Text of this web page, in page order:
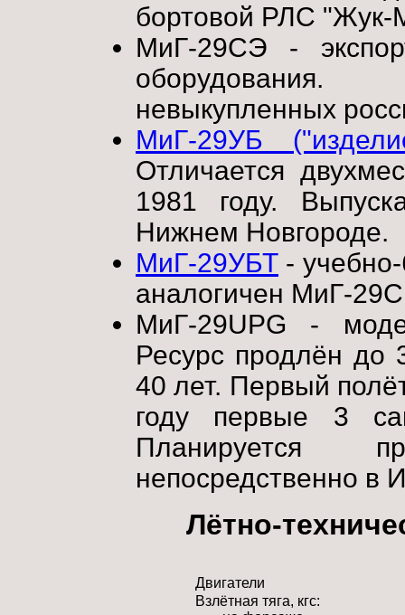
бортовой РЛС "Жук-
МиГ-29СЭ -
невыкупленных
МиГ-29УБ
Отличается
1981 году.
Нижнем Новгороде.
МиГ-29УБТ -
аналогичен МиГ-
МиГ-29UPG -
Ресурс продлён до
40 лет. Первый
году первые 3
Планируется
непосредственно в
Лётно-
Двигатели
Взлётная тяга, кгс: